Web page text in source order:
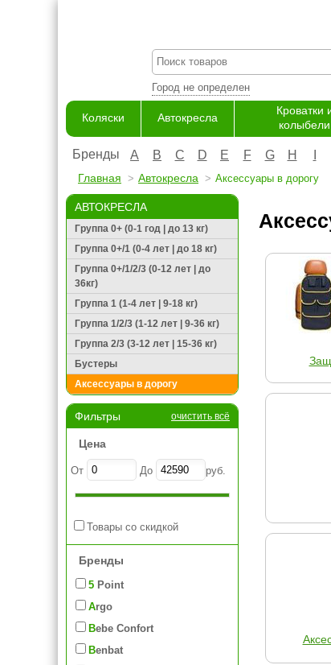
Город не определен
Коляски Автокресла
Кроватки
колыбели
Бренды A B C D E F G H
Главная Автокресла Аксессуары в дорогу
АВТОКРЕСЛА
Группа 0+ (0-1 год | до 13 кг)
Группа 0+/1 (0-4 лет | до 18 кг)
Группа 0+/1/2/3 (0-12 лет | до
36кг)
Группа 1 (1-4 лет | 9-18 кг)
Группа 1/2/3 (1-12 лет | 9-36 кг)
Группа 2/3 (3-12 лет | 15-36 кг)
Бустеры
Аксессуары в дорогу
Фильтры очистить всё
Цена
От До руб.
Товары со скидкой
Бренды
5 Point
Argo
Bebe Confort
Benbat